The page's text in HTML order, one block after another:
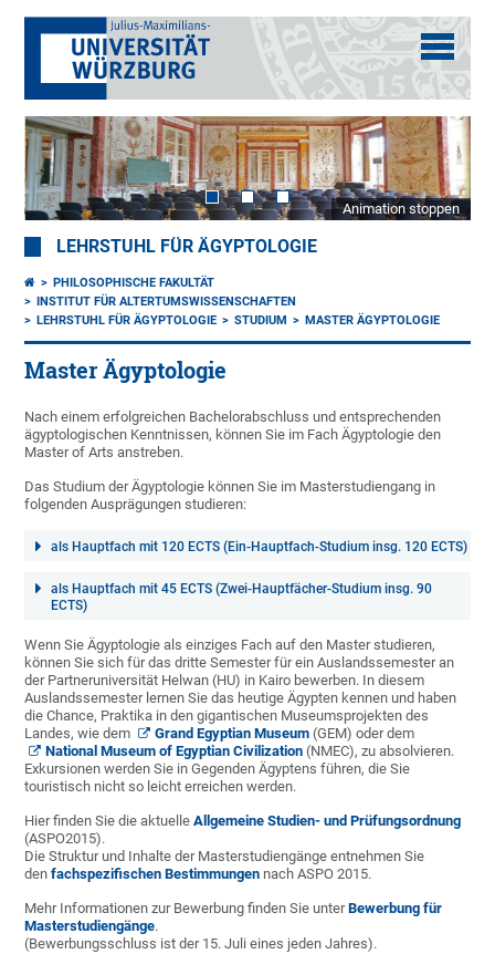
Animation stoppen
LEHRSTUHL FÜR ÄGYPTOLOGIE
PHILOSOPHISCHE FAKULTÄT
INSTITUT FÜR ALTERTUMSWISSENSCHAFTEN
LEHRSTUHL FÜR ÄGYPTOLOGIE
STUDIUM MASTER ÄGYPTOLOGIE
Master Ägyptologie
Nach einem erfolgreichen Bachelorabschluss und entsprechenden
ägyptologischen Kenntnissen, können Sie im Fach Ägyptologie den
Master of Arts anstreben.
Das Studium der Ägyptologie können Sie im Masterstudiengang in
folgenden Ausprägungen studieren:
als Hauptfach mit 120 ECTS (Ein-Hauptfach-Studium insg. 120 ECTS)
als Hauptfach mit 45 ECTS (Zwei-Hauptfächer-Studium insg. 90
ECTS)
Wenn Sie Ägyptologie als einziges Fach auf den Master studieren,
können Sie sich für das dritte Semester für ein Auslandssemester an
der Partneruniversität Helwan (HU) in Kairo bewerben. In diesem
Auslandssemester lernen Sie das heutige Ägypten kennen und haben
die Chance, Praktika in den gigantischen Museumsprojekten des
Landes, wie dem
Grand Egyptian Museum (GEM) oder dem
National Museum of Egyptian Civilization (NMEC), zu absolvieren.
Exkursionen werden Sie in Gegenden Ägyptens führen, die Sie
touristisch nicht so leicht erreichen werden.
Hier finden Sie die aktuelleAllgemeine Studien- und Prüfungsordnung
(ASPO2015).
Die Struktur und Inhalte der Masterstudiengänge entnehmen Sie
denfachspezifischen Bestimmungen nach ASPO 2015.
Mehr Informationen zur Bewerbung finden Sie unterBewerbung für
Masterstudiengänge.
(Bewerbungsschluss ist der 15. Juli eines jeden Jahres).